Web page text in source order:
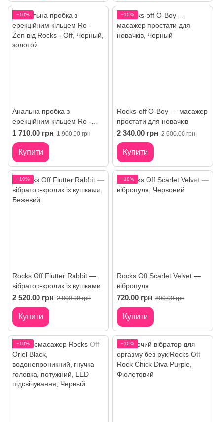
−10%
Анальна пробка з
ерекційним кільцем Ro -
Zen від Rocks - Off
1 710.00 грн 1 900.00 грн
Купити
−10%
Rocks-off O-Boy — масажер
простати для новачків
2 340.00 грн 2 600.00 грн
Купити
−10%
Rocks Off Flutter Rabbit —
вібратор-кролик із вушками
2 520.00 грн 2 800.00 грн
Купити
−10%
Rocks Off Scarlet Velvet —
вібропуля
720.00 грн 800.00 грн
Купити
−10% −10%